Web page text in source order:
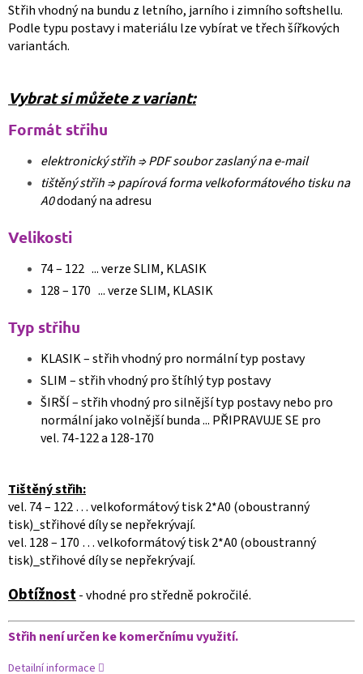
Střih vhodný na bundu z letního, jarního i zimního softshellu.
Podle typu postavy i materiálu lze vybírat ve třech šířkových
variantách.
Vybrat si můžete z variant:
Formát střihu
elektronický střih ⇒PDF soubor zaslaný na e-mail
tištěný střih ⇒papírová forma velkoformátového tisku na
A0dodaný na adresu
Velikosti
74 – 122 ... verze SLIM, KLASIK
128 – 170 ... verze SLIM, KLASIK
Typ střihu
KLASIK – střih vhodný pro normální typ postavy
SLIM – střih vhodný pro štíhlý typ postavy
ŠIRŠÍ – střih vhodný pro silnější typ postavy nebo pro
normální jako volnější bunda ... PŘIPRAVUJE SE pro
vel. 74-122 a 128-170
Tištěný střih:
vel. 74 – 122 … velkoformátový tisk2*A0 (oboustranný
tisk) _střihové díly se nepřekrývají.
vel. 128 – 170 … velkoformátový tisk2*A0 (oboustranný
tisk) _střihové díly se nepřekrývají.
Obtížnost- vhodné pro středně pokročilé.
Střih není určen ke komerčnímu využití.
Detailní informace